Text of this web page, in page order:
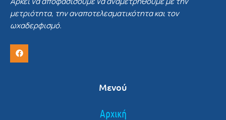
μετριότητα, την αναποτελεσματικότητα και τον
ωχαδερφισμό.
Μενού
Αρχική